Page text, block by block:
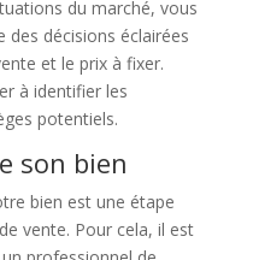
du marché, vous
des décisions éclairées
et le prix à fixer.
à identifier les
potentiels.
son bien
bien est une étape
vente. Pour cela, il est